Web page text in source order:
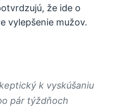
že ide o
vylepšenie mužov.
k vyskúšaniu
pár týždňoch